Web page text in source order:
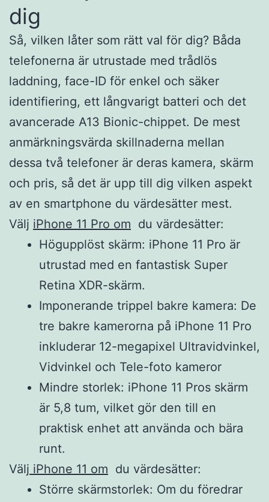
dig
Så, vilken låter som rätt val för dig? Båda
telefonerna är utrustade med trådlös
laddning, face-ID för enkel och säker
identifiering, ett långvarigt batteri och det
avancerade A13 Bionic-chippet. De mest
anmärkningsvärda skillnaderna mellan
dessa två telefoner är deras kamera, skärm
och pris, så det är upp till dig vilken aspekt
av en smartphone du värdesätter mest.
Välj iPhone 11 Pro om du värdesätter:
Högupplöst skärm: iPhone 11 Pro är
utrustad med en fantastisk Super
Retina XDR-skärm.
Imponerande trippel bakre kamera: De
tre bakre kamerorna på iPhone 11 Pro
inkluderar 12-megapixel Ultravidvinkel,
Vidvinkel och Tele-foto kameror
Mindre storlek: iPhone 11 Pros skärm
är 5,8 tum, vilket gör den till en
praktisk enhet att använda och bära
runt.
Välj iPhone 11 om du värdesätter:
Större skärmstorlek: Om du föredrar